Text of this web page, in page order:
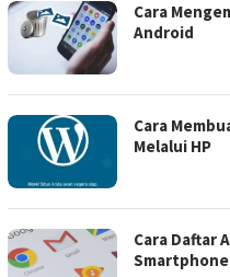
Cara
Android
Cara
Melalui HP
Cara Daftar